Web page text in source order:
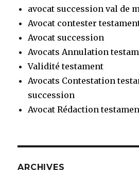
avocat succession val de
Avocat contester
Avocat succession
Avocats Annulation
Validité testament
Avocats Contestation
succession
Avocat Rédaction
ARCHIVES